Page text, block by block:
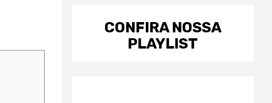
CONFIRA NOSSA
PLAYLIST